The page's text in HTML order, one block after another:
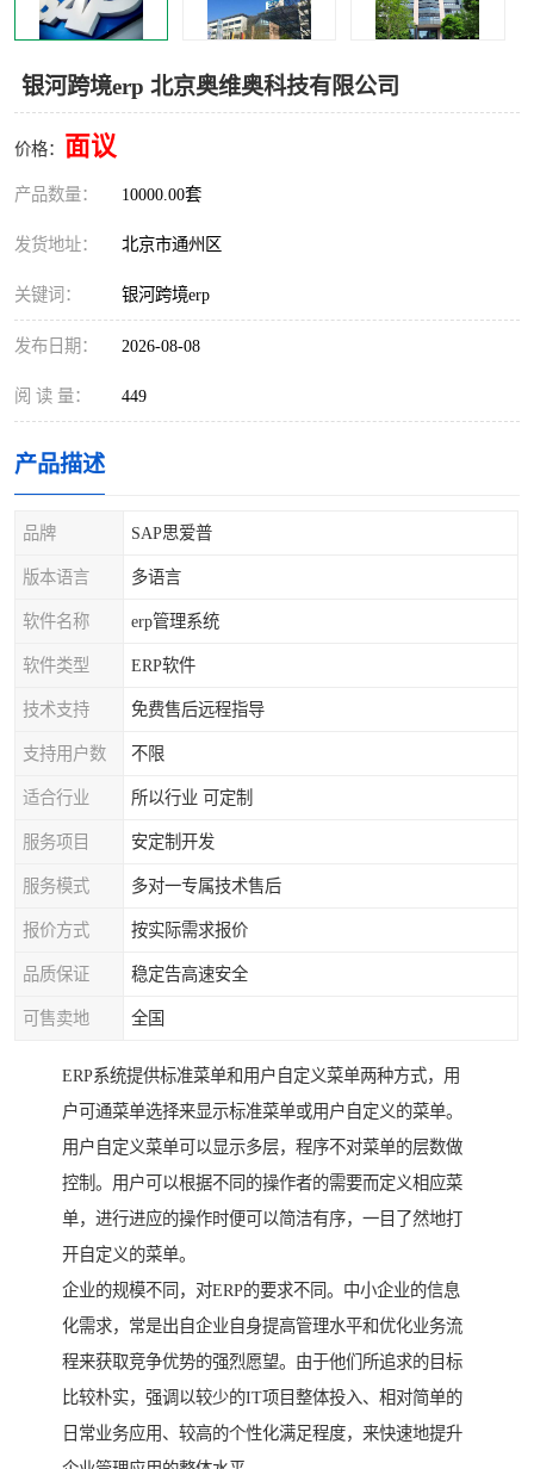
银河跨境erp 北京奥维奥科技有限公司
价格： 面议
产品数量： 10000.00套
发货地址： 北京市通州区
关键词： 银河跨境erp
发布日期： 2026-08-08
阅 读 量： 449
产品描述
品牌 SAP思爱普
版本语言 多语言
软件名称 erp管理系统
软件类型 ERP软件
技术支持 免费售后远程指导
支持用户数 不限
适合行业 所以行业 可定制
服务项目 安定制开发
服务模式 多对一专属技术售后
报价方式 按实际需求报价
品质保证 稳定告高速安全
可售卖地 全国
ERP系统提供标准菜单和用户自定义菜单两种方式，用
户可通菜单选择来显示标准菜单或用户自定义的菜单。
用户自定义菜单可以显示多层，程序不对菜单的层数做
控制。用户可以根据不同的操作者的需要而定义相应菜
单，进行进应的操作时便可以简洁有序，一目了然地打
开自定义的菜单。
企业的规模不同，对ERP的要求不同。中小企业的信息
化需求，常是出自企业自身提高管理水平和优化业务流
程来获取竞争优势的强烈愿望。由于他们所追求的目标
比较朴实，强调以较少的IT项目整体投入、相对简单的
日常业务应用、较高的个性化满足程度，来快速地提升
小工厂erp系统 印染厂erp系统